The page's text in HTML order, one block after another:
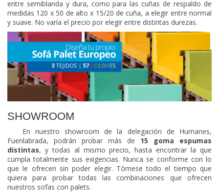
entre semiblanda y dura, como para las cuñas de respaldo de
medidas 120 x 50 de alto x 15/20 de cuña, a elegir entre normal
y suave. No varía el precio por elegir entre distintas durezas.
SHOWROOM
En nuestro showroom de la delegación de Humanes,
Fuenlabrada, podrán probar más de 15 goma espumas
distintas, y todas al mismo precio, hasta encontrar la que
cumpla totalmente sus exigencias. Nunca se conforme con lo
que le ofrecen sin poder elegir. Tómese todo el tiempo que
quiera para probar todas las combinaciones que ofrecen
nuestros sofas con palets.